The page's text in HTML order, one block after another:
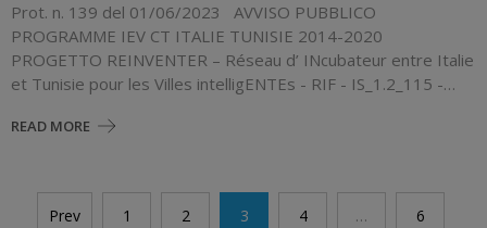
Prot. n. 139 del 01/06/2023 AVVISO PUBBLICO
PROGRAMME IEV CT ITALIE TUNISIE 2014-2020
PROGETTO REINVENTER – Réseau d’ INcubateur entre Italie
et Tunisie pour les Villes intelligENTEs - RIF - IS_1.2_115 -…
READ MORE
Navigazione
Prev 1 2 3 4 … 6